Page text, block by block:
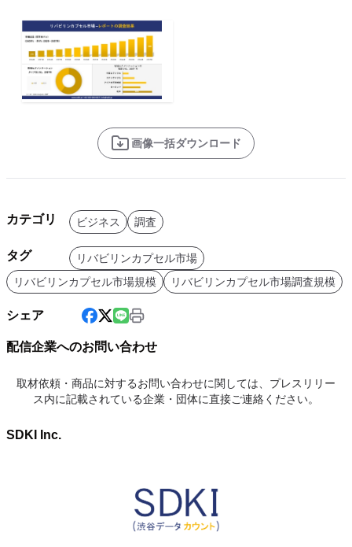
画像一括ダウンロード
カテゴリ ビジネス 調査
タグ
リバビリンカプセル市場
リバビリンカプセル市場規模
リバビリンカプセル市場調査規模
シェア
配信企業へのお問い合わせ
取材依頼・商品に対するお問い合わせに関しては、プレスリリー
ス内に記載されている企業・団体に直接ご連絡ください。
SDKI Inc.